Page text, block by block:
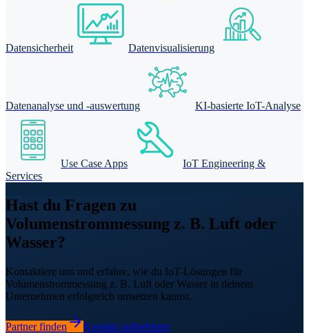
Datensicherheit Datenvisualisierung
Datenanalyse und -auswertung KI-basierte IoT-Analyse
Use Case Apps
IoT Engineering &
Services
Hast du Fragen zu
Volumenstrommessung z. B. Luft oder
Wasser?
Kontaktiere uns und erfahre, wie du IoT-Lösungen für
Volumenstrommessung z. B. Luft oder Wasser in deinem
Unternehmen erfolgreich umsetzen kannst.
Partner finden Kontakt aufnehmen